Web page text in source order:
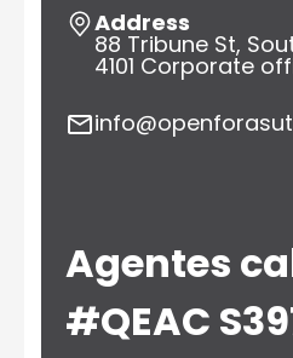
Address
88 Tribune St,
4101 Corporate
Agentes
#QEAC